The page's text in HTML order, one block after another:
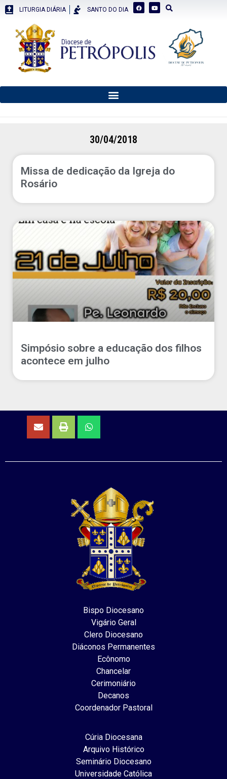
LITURGIA DIÁRIA SANTO DO DIA
30/04/2018
Missa de dedicação da Igreja do
Rosário
Simpósio sobre a educação dos filhos
acontece em julho
Bispo Diocesano
Vigário Geral
Clero Diocesano
Diáconos Permanentes
Ecônomo
Chancelar
Cerimoniário
Decanos
Coordenador Pastoral
Cúria Diocesana
Arquivo Histórico
Seminário Diocesano
Universidade Católica